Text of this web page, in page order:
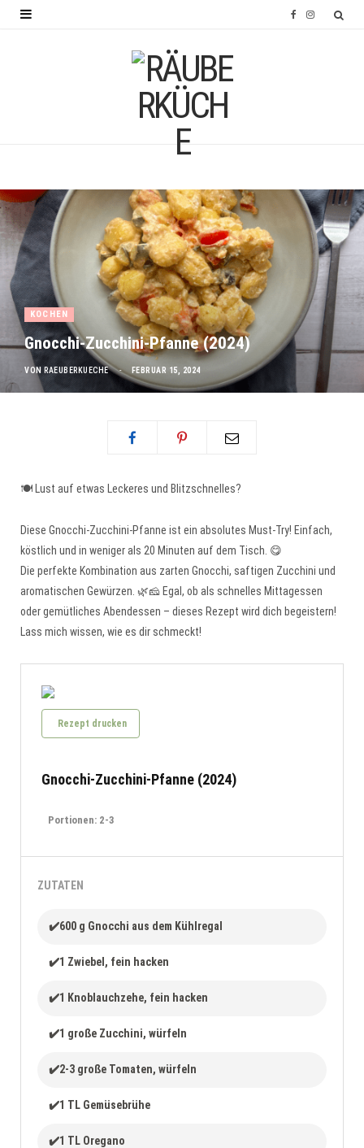
o
I
r
a
m
KOCHEN
Gnocchi-Zucchini-Pfanne (2024)
VON RAEUBERKUECHE FEBRUAR 15, 2024
🍽️ Lust auf etwas Leckeres und Blitzschnelles?
Diese Gnocchi-Zucchini-Pfanne ist ein absolutes Must-Try! Einfach,
köstlich und in weniger als 20 Minuten auf dem Tisch. 😋
Die perfekte Kombination aus zarten Gnocchi, saftigen Zucchini und
aromatischen Gewürzen. 🌿🧀 Egal, ob als schnelles Mittagessen
oder gemütliches Abendessen – dieses Rezept wird dich begeistern!
Lass mich wissen, wie es dir schmeckt!
Rezept drucken
Gnocchi-Zucchini-Pfanne (2024)
Portionen: 2-3
ZUTATEN
✔️600 g Gnocchi aus dem Kühlregal
✔️1 Zwiebel, fein hacken
✔️1 Knoblauchzehe, fein hacken
✔️1 große Zucchini, würfeln
✔️2-3 große Tomaten, würfeln
✔️1 TL Gemüsebrühe
✔️1 TL Oregano